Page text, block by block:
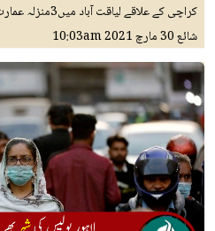
کراچی کے علاقے لیاقت آباد میں3منزلہ عمارت میں اچانک آگ بھڑک...
شائع30 مارچ 2021 10:03am